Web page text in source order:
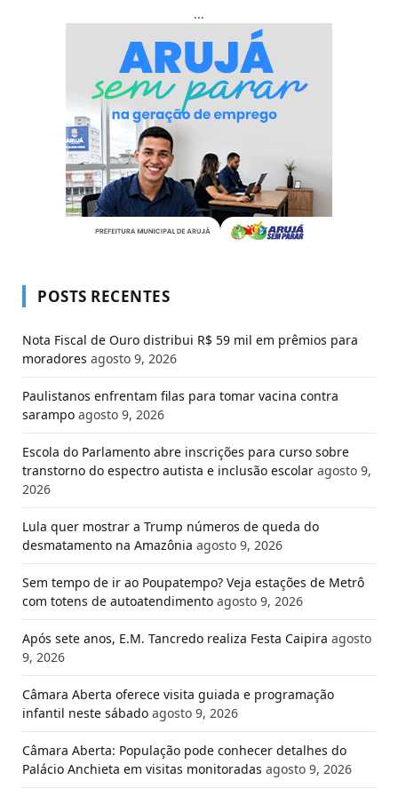
...
POSTS RECENTES
Nota Fiscal de Ouro distribui R$ 59 mil em prêmios para
moradores agosto 9, 2026
Paulistanos enfrentam filas para tomar vacina contra
sarampo agosto 9, 2026
Escola do Parlamento abre inscrições para curso sobre
transtorno do espectro autista e inclusão escolar agosto 9,
2026
Lula quer mostrar a Trump números de queda do
desmatamento na Amazônia agosto 9, 2026
Sem tempo de ir ao Poupatempo? Veja estações de Metrô
com totens de autoatendimento agosto 9, 2026
Após sete anos, E.M. Tancredo realiza Festa Caipira agosto
9, 2026
Câmara Aberta oferece visita guiada e programação
infantil neste sábado agosto 9, 2026
Câmara Aberta: População pode conhecer detalhes do
Palácio Anchieta em visitas monitoradas agosto 9, 2026